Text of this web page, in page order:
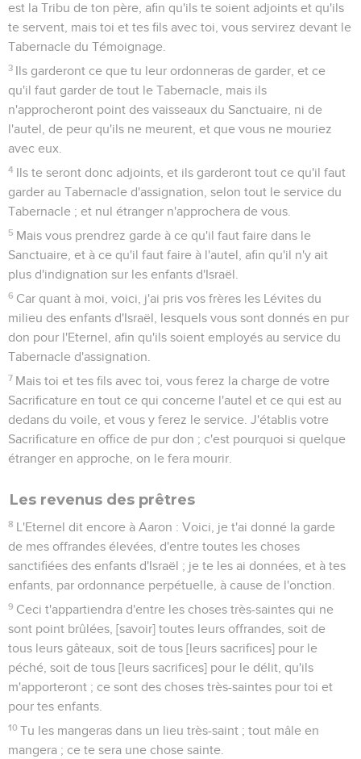
est la Tribu de ton père, afin qu'ils te soient adjoints et qu'ils
te servent, mais toi et tes fils avec toi, vous servirez devant le
Tabernacle du Témoignage.
3 Ils garderont ce que tu leur ordonneras de garder, et ce
qu'il faut garder de tout le Tabernacle, mais ils
n'approcheront point des vaisseaux du Sanctuaire, ni de
l'autel, de peur qu'ils ne meurent, et que vous ne mouriez
avec eux.
4 Ils te seront donc adjoints, et ils garderont tout ce qu'il faut
garder au Tabernacle d'assignation, selon tout le service du
Tabernacle ; et nul étranger n'approchera de vous.
5 Mais vous prendrez garde à ce qu'il faut faire dans le
Sanctuaire, et à ce qu'il faut faire à l'autel, afin qu'il n'y ait
plus d'indignation sur les enfants d'Israël.
6 Car quant à moi, voici, j'ai pris vos frères les Lévites du
milieu des enfants d'Israël, lesquels vous sont donnés en pur
don pour l'Eternel, afin qu'ils soient employés au service du
Tabernacle d'assignation.
7 Mais toi et tes fils avec toi, vous ferez la charge de votre
Sacrificature en tout ce qui concerne l'autel et ce qui est au
dedans du voile, et vous y ferez le service. J'établis votre
Sacrificature en office de pur don ; c'est pourquoi si quelque
étranger en approche, on le fera mourir.
Les revenus des prêtres
8 L'Eternel dit encore à Aaron : Voici, je t'ai donné la garde
de mes offrandes élevées, d'entre toutes les choses
sanctifiées des enfants d'Israël ; je te les ai données, et à tes
enfants, par ordonnance perpétuelle, à cause de l'onction.
9 Ceci t'appartiendra d'entre les choses très-saintes qui ne
sont point brûlées, [savoir] toutes leurs offrandes, soit de
tous leurs gâteaux, soit de tous [leurs sacrifices] pour le
péché, soit de tous [leurs sacrifices] pour le délit, qu'ils
m'apporteront ; ce sont des choses très-saintes pour toi et
pour tes enfants.
10 Tu les mangeras dans un lieu très-saint ; tout mâle en
mangera ; ce te sera une chose sainte.